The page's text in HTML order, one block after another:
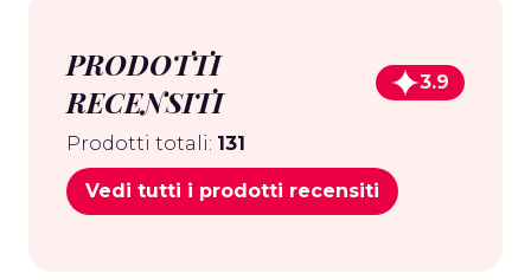
PRODOTTI
RECENSITI
3.9
Prodotti totali: 131
Vedi tutti i prodotti recensiti